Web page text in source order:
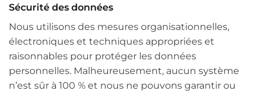
Sécurité des données
Nous utilisons des mesures organisationnelles,
électroniques et techniques appropriées et
raisonnables pour protéger les données
personnelles. Malheureusement, aucun système
n’est sûr à 100 % et nous ne pouvons garantir ou